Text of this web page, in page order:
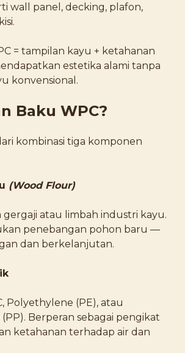
wall panel, decking, plafon,
= tampilan kayu + ketahanan
estetika alami tanpa
konvensional.
Baku WPC?
kombinasi tiga komponen
(Wood Flour)
gergaji atau limbah industri kayu.
penebangan pohon baru —
dan berkelanjutan.
Polyethylene (PE), atau
Berperan sebagai pengikat
ketahanan terhadap air dan